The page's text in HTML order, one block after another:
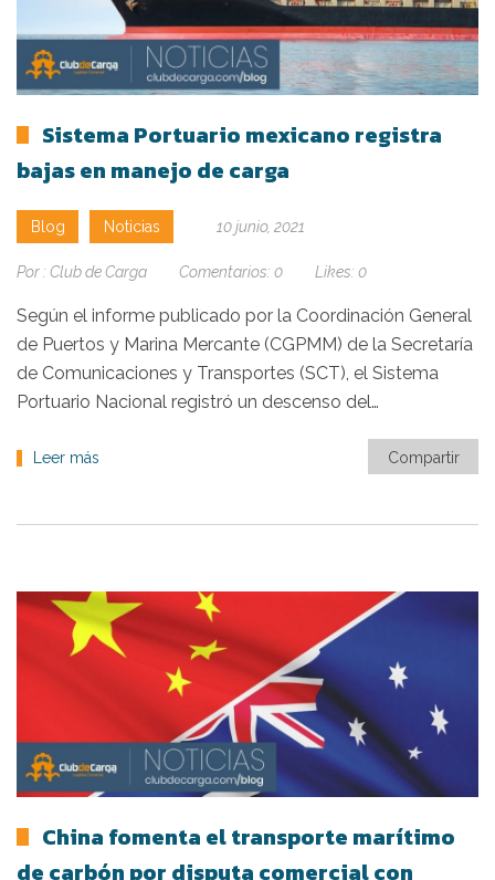
Sistema Portuario mexicano registra
bajas en manejo de carga
Blog Noticias 10 junio, 2021
Por : Club de Carga Comentarios: 0 Likes: 0
Según el informe publicado por la Coordinación General
de Puertos y Marina Mercante (CGPMM) de la Secretaría
de Comunicaciones y Transportes (SCT), el Sistema
Portuario Nacional registró un descenso del…
Leer más Compartir
China fomenta el transporte marítimo
de carbón por disputa comercial con